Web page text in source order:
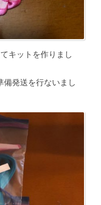
キットを作りまし
備発送を行ないまし